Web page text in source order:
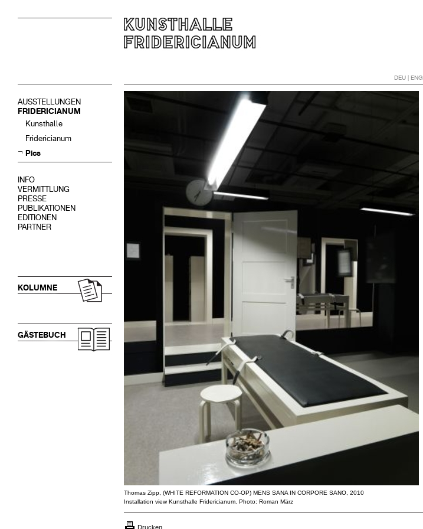
DEU | ENG
AUSSTELLUNGEN
FRIDERICIANUM
Kunsthalle
Fridericianum
Pics
INFO
VERMITTLUNG
PRESSE
PUBLIKATIONEN
EDITIONEN
PARTNER
KOLUMNE
GÄSTEBUCH
Thomas Zipp, (WHITE REFORMATION CO-OP) MENS SANA IN CORPORE SANO, 2010
Installation view Kunsthalle Fridericianum. Photo: Roman März
Drucken